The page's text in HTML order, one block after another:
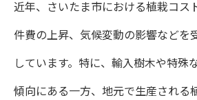
近年、さいたま市における植栽コス
件費の上昇、気候変動の影響などを
しています。特に、輸入樹木や特殊
傾向にある一方、地元で生産される